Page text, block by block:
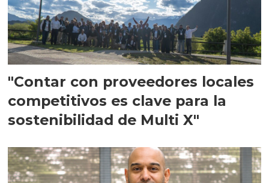
"Contar con proveedores locales
competitivos es clave para la
sostenibilidad de Multi X"